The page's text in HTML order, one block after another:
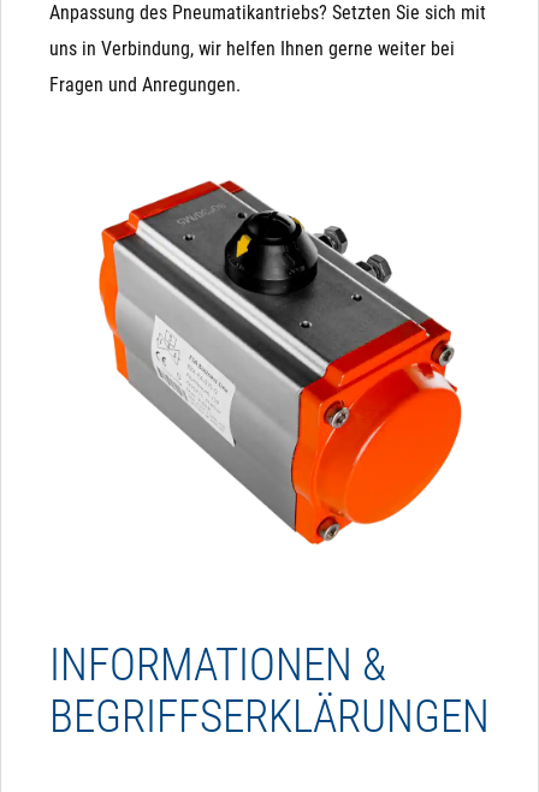
Anpassung des Pneumatikantriebs? Setzten Sie sich mit
uns in Verbindung, wir helfen Ihnen gerne weiter bei
Fragen und Anregungen.
INFORMATIONEN &
BEGRIFFSERKLÄRUNGEN